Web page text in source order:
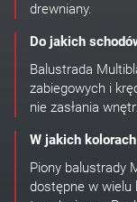
drewniany.
Do jakich
Balustrada
zabiegowych i
nie zasłania
W jakich
Piony balustrady
dostępne w wielu